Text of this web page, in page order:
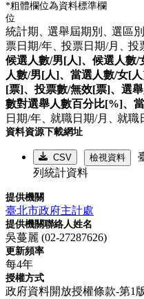
*粗體欄位為資料標準欄
位
統計期、選舉屆期別、選區別
票日期/年、投票日期/月、投
候選人數/男[人]、 候選人數/
人數/男[人]、 當選人數/女[
[票]、投票數/無效[票]、 選
數對選舉人數百分比[%]、
日期/年、就職日期/月、就職
資料資源下載網址
CSV 檢視資料
列統計資料
提供機關
臺北市政府主計處
提供機關聯絡人姓名
吳蔓麗 (02-27287626)
更新頻率
每4年
授權方式
政府資料開放授權條款-第1